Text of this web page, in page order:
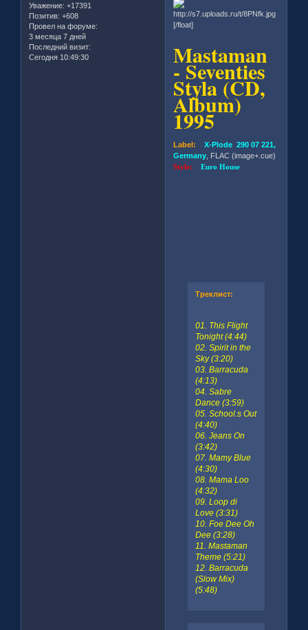
Уважение: +17391
Позитив: +608
Провел на форуме:
3 месяца 7 дней
Последний визит:
Сегодня 10:49:30
[/float]
Mastaman
- Seventies
Styla (CD,
Album)
1995
Label: X-Plode 290 07 221,
Germany , FLAC (image+.cue)
Style:Euro House
Треклист:
01. This Flight
Tonight (4:44)
02. Spirit in the
Sky (3:20)
03. Barracuda
(4:13)
04. Sabre
Dance (3:59)
05. School.s Out
(4:40)
06. Jeans On
(3:42)
07. Mamy Blue
(4:30)
08. Mama Loo
(4:32)
09. Loop di
Love (3:31)
10. Foe Dee Oh
Dee (3:28)
11. Mastaman
Theme (5:21)
12. Barracuda
(Slow Mix)
(5:48)